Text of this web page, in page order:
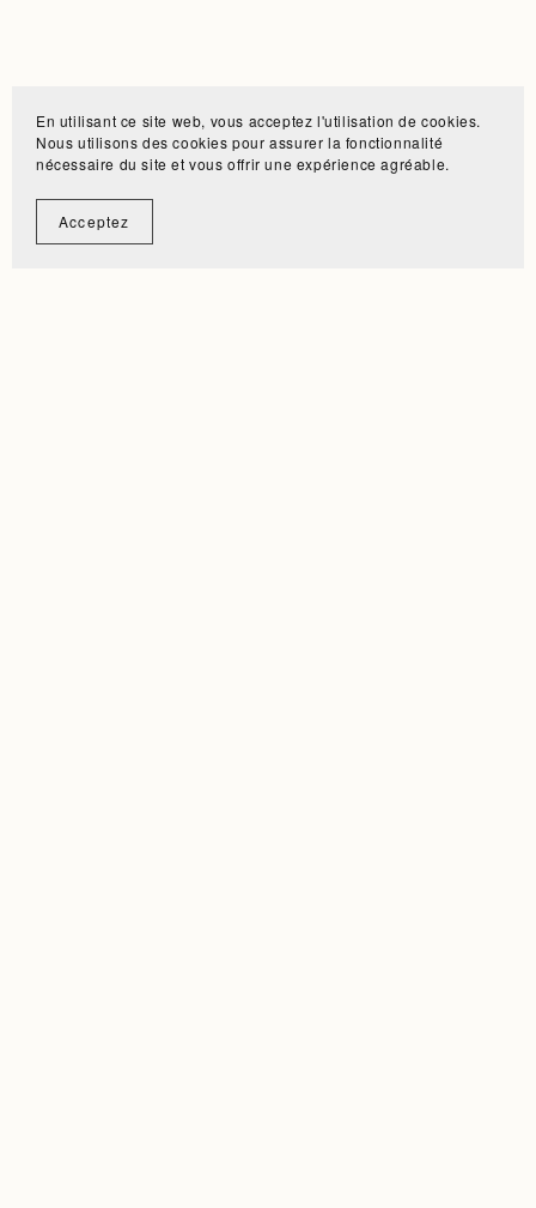
En utilisant ce site web, vous acceptez l'utilisation de cookies.
Nous utilisons des cookies pour assurer la fonctionnalité
nécessaire du site et vous offrir une expérience agréable.
Acceptez